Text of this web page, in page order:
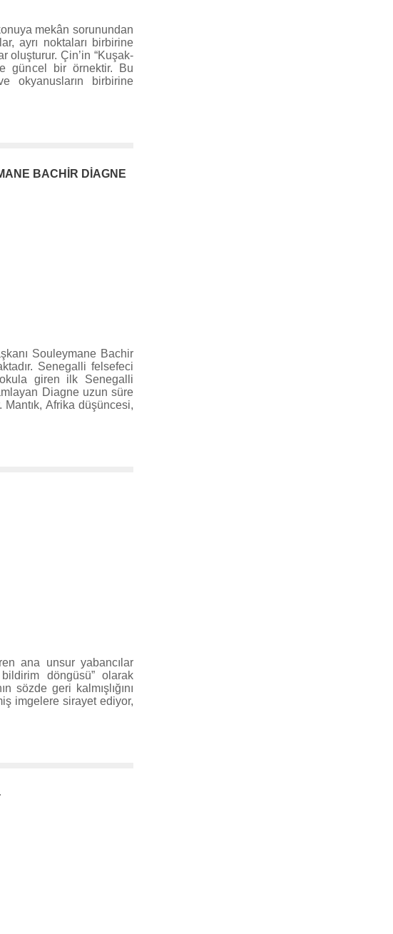
mekân sorunundan
ayrı noktaları birbirine
oluşturur. Çin’in “Kuşak-
güncel bir örnektir. Bu
okyanusların birbirine
BACHİR DİAGNE
Souleymane Bachir
Senegalli felsefeci
giren ilk Senegalli
Diagne uzun süre
Afrika düşüncesi,
ana unsur yabancılar
döngüsü” olarak
sözde geri kalmışlığını
imgelere sirayet ediyor,